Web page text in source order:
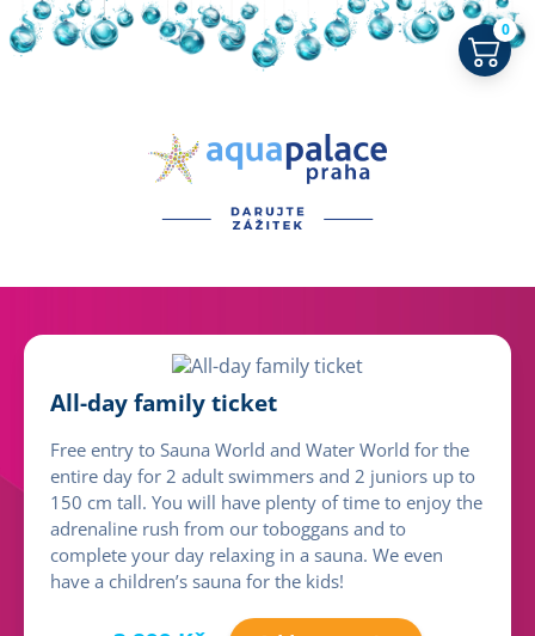
0
All-day family ticket
Free entry to Sauna World and Water World for the
entire day for 2 adult swimmers and 2 juniors up to
150 cm tall. You will have plenty of time to enjoy the
adrenaline rush from our toboggans and to
complete your day relaxing in a sauna. We even
have a children’s sauna for the kids!